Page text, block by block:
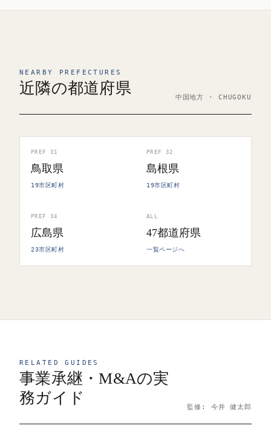
NEARBY PREFECTURES
近隣の都道府県
中国地方 · CHUGOKU
PREF 31
鳥取県
19市区町村
PREF 32
島根県
19市区町村
PREF 34
広島県
23市区町村
ALL
47都道府県
一覧ページへ
RELATED GUIDES
事業承継・M&Aの実
務ガイド
監修: 今井 健太郎